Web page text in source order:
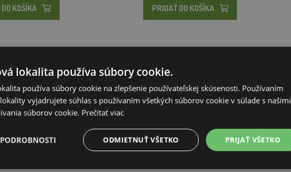
KOŠÍKA PRIDAŤ DO KOŠÍKA
lokalita používa súbory cookie.
používa súbory cookie na zlepšenie používateľskej skúsenosti. Používaním
vyjadrujete súhlas s používaním všetkých súborov cookie v súlade s našimi
súborov cookie. Prečítať viac
PRIJAŤ VŠETKO
ODMIETNUŤ VŠETKO